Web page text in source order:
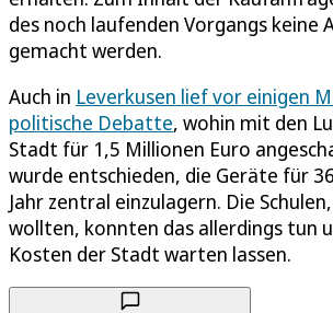
des noch laufenden Vorgangs keine
gemacht werden.
Auch in Leverkusen lief vor einigen
politische Debatte, wohin mit den
Stadt für 1,5 Millionen Euro
wurde entschieden, die Geräte für
Jahr zentral einzulagern. Die
wollten, konnten das allerdings tun
Kosten der Stadt warten lassen.